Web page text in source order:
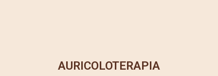
AURICOLOTERAPIA